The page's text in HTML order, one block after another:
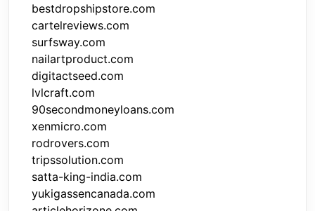
bestdropshipstore.com
cartelreviews.com
surfsway.com
nailartproduct.com
digitactseed.com
lvlcraft.com
90secondmoneyloans.com
xenmicro.com
rodrovers.com
tripssolution.com
satta-king-india.com
yukigassencanada.com